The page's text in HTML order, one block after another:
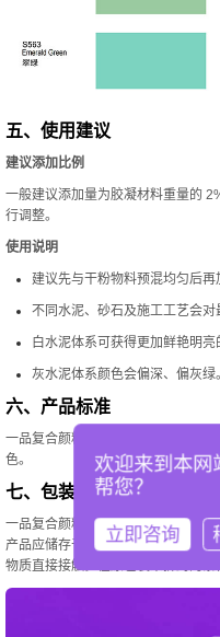
五、使用建议
建议添加比例
一般建议添加量为胶凝材料重量的
行调整。
使用说明
建议先与干粉物料预混均匀后再
不同水泥、砂石及施工工艺会对
白水泥体系可获得更加鲜艳明亮
灰水泥体系颜色会偏深、偏灰绿。
六、产品标准
一品复合颜料符合欧洲 EN 12878-
色。
七、包装与储存
一品复合颜料S563 Emerald Green
产品应储存于干燥、阴凉及通风良
物质直接接触。在原包装未拆封的条
欢迎来到本网
帮您？
立即咨询